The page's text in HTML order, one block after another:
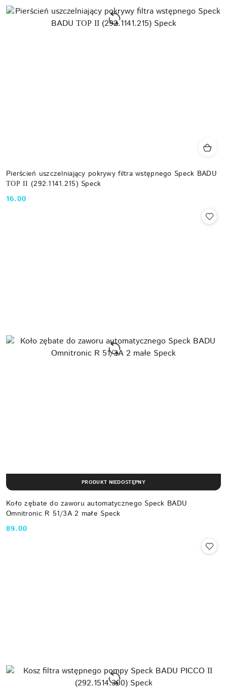
Pierścień uszczelniający pokrywy filtra wstępnego Speck BADU
ТОР ІІ (292.1141.215) Speck
Cena:
16.00
Koło zębate do zaworu automatycznego Speck BADU
Omnitronic R 51/3A 2 małe Speck
Cena:
89.00
PRODUKT NIEDOSTĘPNY